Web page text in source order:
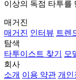
이상의 독점 타투를
매거진
매거진 인터뷰 트렌
탐색
타투이스트 찾기
모
회사
소개 이용 약관 개인